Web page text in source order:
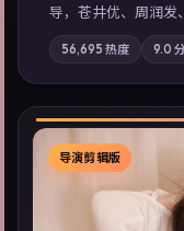
导，苍井优、周润发
科技与人性的边界
气质；站内亦可通过
索同类型高分佳作，
56,695 热度 9.0
导演剪辑版